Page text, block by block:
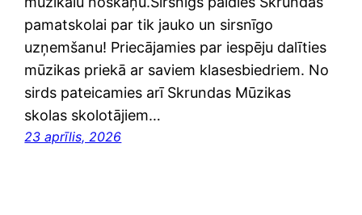
pamatskolai par tik jauko un sirsnīgo
uzņemšanu! Priecājamies par iespēju dalīties
mūzikas priekā ar saviem klasesbiedriem. No
sirds pateicamies arī Skrundas Mūzikas
skolas skolotājiem…
23 aprīlis, 2026